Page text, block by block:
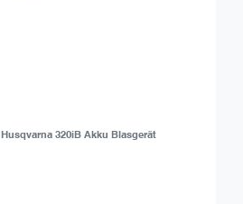
Husqvarna 320iB Akku Blasgerät